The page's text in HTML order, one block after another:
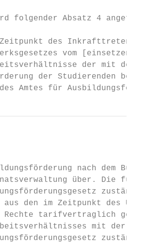
folgender Absatz 4
des Inkrafttretens
vom [einsetzen:
der mit der
der Studierenden
Amtes für
nach dem
über. Die für
den im Zeitpunkt des
tarifvertraglich
mit der für